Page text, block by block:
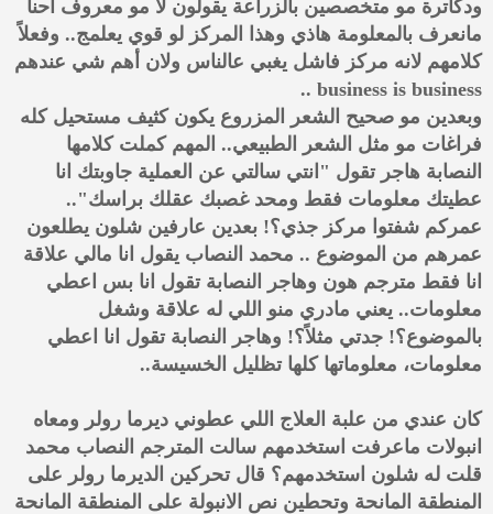
ودكاترة مو متخصصين بالزراعة يقولون لا مو معروف احنا
مانعرف بالمعلومة هاذي وهذا المركز لو قوي يعلمج.. وفعلاً
كلامهم لانه مركز فاشل يغبي عالناس ولان أهم شي عندهم
business is business ..
وبعدين مو صحيح الشعر المزروع يكون كثيف مستحيل كله
فراغات مو مثل الشعر الطبيعي.. المهم كملت كلامها
النصابة هاجر تقول "انتي سالتي عن العملية جاوبتك انا
عطيتك معلومات فقط ومحد غصبك عقلك براسك"..
عمركم شفتوا مركز جذي؟! بعدين عارفين شلون يطلعون
عمرهم من الموضوع .. محمد النصاب يقول انا مالي علاقة
انا فقط مترجم هون وهاجر النصابة تقول انا بس اعطي
معلومات.. يعني مادري منو اللي له علاقة وشغل
بالموضوع؟! جدتي مثلاً؟! وهاجر النصابة تقول انا اعطي
معلومات، معلوماتها كلها تظليل الخسيسة..
كان عندي من علبة العلاج اللي عطوني ديرما رولر ومعاه
انبولات ماعرفت استخدمهم سالت المترجم النصاب محمد
قلت له شلون استخدمهم؟ قال تحركين الديرما رولر على
المنطقة المانحة وتحطين نص الانبولة على المنطقة المانحة